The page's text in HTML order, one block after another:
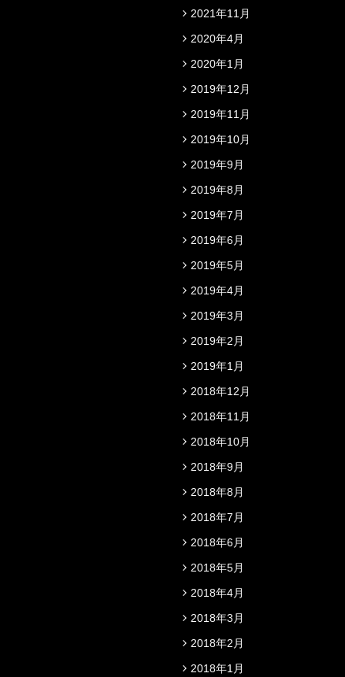
2021年11月
2020年4月
2020年1月
2019年12月
2019年11月
2019年10月
2019年9月
2019年8月
2019年7月
2019年6月
2019年5月
2019年4月
2019年3月
2019年2月
2019年1月
2018年12月
2018年11月
2018年10月
2018年9月
2018年8月
2018年7月
2018年6月
2018年5月
2018年4月
2018年3月
2018年2月
2018年1月